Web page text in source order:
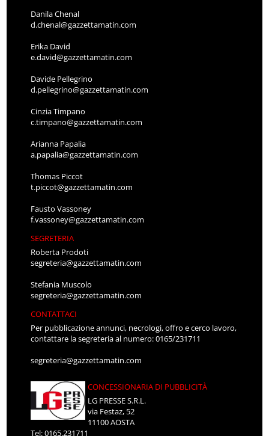
Danila Chenal
d.chenal@gazzettamatin.com
Erika David
e.david@gazzettamatin.com
Davide Pellegrino
d.pellegrino@gazzettamatin.com
Cinzia Timpano
c.timpano@gazzettamatin.com
Arianna Papalia
a.papalia@gazzettamatin.com
Thomas Piccot
t.piccot@gazzettamatin.com
Fausto Vassoney
f.vassoney@gazzettamatin.com
SEGRETERIA
Roberta Prodoti
segreteria@gazzettamatin.com
Stefania Muscolo
segreteria@gazzettamatin.com
CONTATTACI
Per pubblicazione annunci, necrologi, offro e cerco lavoro,
contattare la segreteria al numero: 0165/231711
segreteria@gazzettamatin.com
CONCESSIONARIA DI PUBBLICITÀ
LG PRESSE S.R.L.
via Festaz, 52
11100 AOSTA
Tel: 0165.231711